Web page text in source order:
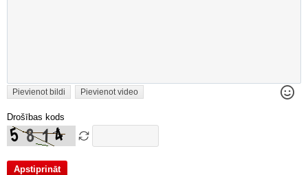
Pievienot bildi Pievienot video
Drošības kods